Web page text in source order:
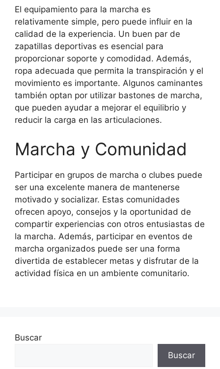
El equipamiento para la marcha es
relativamente simple, pero puede influir en la
calidad de la experiencia. Un buen par de
zapatillas deportivas es esencial para
proporcionar soporte y comodidad. Además,
ropa adecuada que permita la transpiración y el
movimiento es importante. Algunos caminantes
también optan por utilizar bastones de marcha,
que pueden ayudar a mejorar el equilibrio y
reducir la carga en las articulaciones.
Marcha y Comunidad
Participar en grupos de marcha o clubes puede
ser una excelente manera de mantenerse
motivado y socializar. Estas comunidades
ofrecen apoyo, consejos y la oportunidad de
compartir experiencias con otros entusiastas de
la marcha. Además, participar en eventos de
marcha organizados puede ser una forma
divertida de establecer metas y disfrutar de la
actividad física en un ambiente comunitario.
Buscar
Buscar